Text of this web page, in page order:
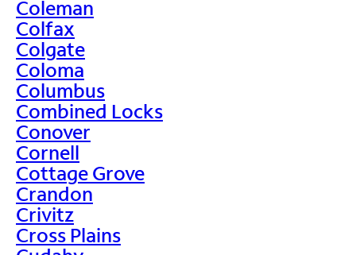
Coleman
Colfax
Colgate
Coloma
Columbus
Combined Locks
Conover
Cornell
Cottage Grove
Crandon
Crivitz
Cross Plains